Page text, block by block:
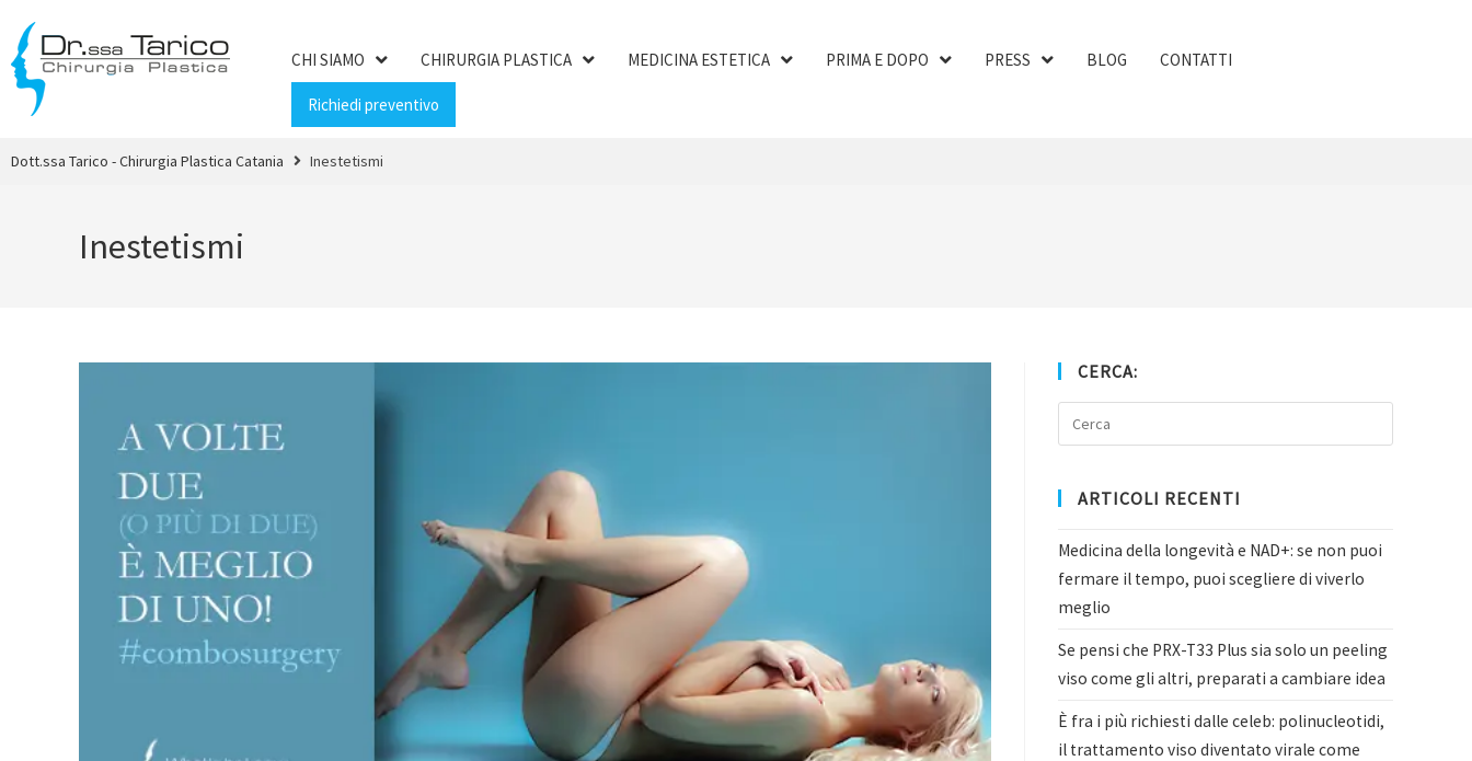
CHI SIAMO CHIRURGIA PLASTICA MEDICINA ESTETICA PRIMA E DOPO PRESS BLOG CONTATTI
Richiedi preventivo
Dott.ssa Tarico - Chirurgia Plastica Catania Inestetismi
Inestetismi
CERCA:
ARTICOLI RECENTI
Medicina della longevità e NAD+: se non puoi
fermare il tempo, puoi scegliere di viverlo
meglio
Se pensi che PRX-T33 Plus sia solo un peeling
viso come gli altri, preparati a cambiare idea
È fra i più richiesti dalle celeb: polinucleotidi,
il trattamento viso diventato virale come